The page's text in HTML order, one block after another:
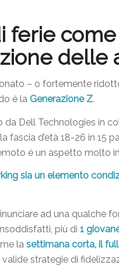
ferie
delle
– o fortemente
è la Generazione Z.
Dell Technologies in
fascia d’età 18-26 in 15
è un aspetto molto
sia un elemento
ad una qualche
più di 1
lasettimana corta, il
strategie di